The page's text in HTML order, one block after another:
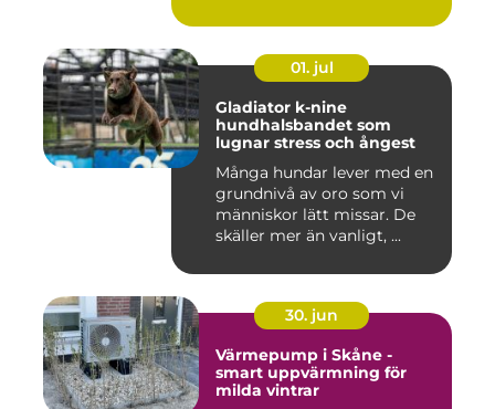
01. jul
Gladiator k-nine
hundhalsbandet som
lugnar stress och ångest
Många hundar lever med en
grundnivå av oro som vi
människor lätt missar. De
skäller mer än vanligt, ...
30. jun
Värmepump i Skåne -
smart uppvärmning för
milda vintrar